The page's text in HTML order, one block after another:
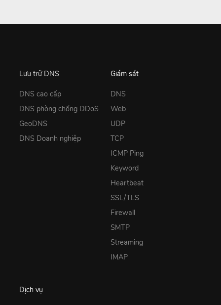
Lưu trữ DNS
DNS cao cấp
DNS phòng chống DDoS
GeoDNS
DNS Doanh nghiệp
Giám sát
DNS
Web
UDP
TCP
ICMP Ping
Keyword
Heartbeat
SSL/TLS
Firewall
SMTP
Streaming
IMAP
Dịch vụ